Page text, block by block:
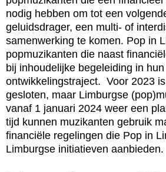
nodig hebben om tot een
geluidsdrager, een multi- of
samenwerking te komen. Pop in
popmuzikanten die naast
bij inhoudelijke begeleiding in hun
ontwikkelingstraject. Voor 2023
gesloten, maar Limburgse
vanaf 1 januari 2024 weer een
tijd kunnen muzikanten gebruik
financiële regelingen die Pop in
Limburgse initiatieven aanbieden.